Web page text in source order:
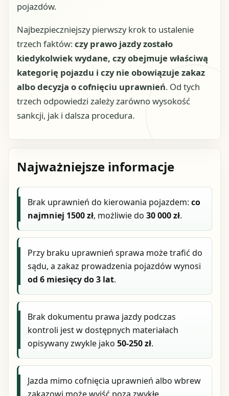
pojazdów.
Najbezpieczniejszy pierwszy krok to ustalenie
trzech faktów:czy prawo jazdy zostało
kiedykolwiek wydane, czy obejmuje właściwą
kategorię pojazdu i czy nie obowiązuje zakaz
albo decyzja o cofnięciu uprawnień. Od tych
trzech odpowiedzi zależy zarówno wysokość
sankcji, jak i dalsza procedura.
Najważniejsze informacje
Brak uprawnień do kierowania pojazdem:co
najmniej 1500 zł, możliwie do30 000 zł.
Przy braku uprawnień sprawa może trafić do
sądu, a zakaz prowadzenia pojazdów wynosi
od 6 miesięcy do 3 lat.
Brak dokumentu prawa jazdy podczas
kontroli jest w dostępnych materiałach
opisywany zwykle jako50-250 zł.
Jazda mimo cofnięcia uprawnień albo wbrew